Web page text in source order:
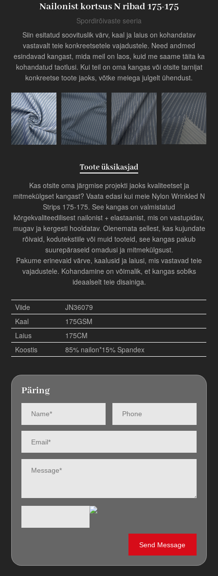
Nailonist kortsus N ribad 175-175
Spordirõivaste seeria
Siin esitatud soovituslik värv, kaal ja laius on kohandatav
vastavalt teie konkreetsetele vajadustele. Need andmed
esindavad kangast, mida meil on laos, kuid me saame täita ka
kohandatud taotlusi. Kui teil on oma kangas või otsite tarnijat
konkreetse toote jaoks, võtke meiega julgelt ühendust.
Toote üksikasjad
Kas otsite oma järgmise projekti jaoks kvaliteetset ja
mitmekülgset kangast? Vaata edasi kui meie Nylon Wrinkled N
Strips 175-175. See kangas on valmistatud
kõrgekvaliteedilisest nailonist + elastaanist, mis on vastupidav,
mugav ja kergesti hooldatav. Olenemata sellest, kas kujundate
rõivaid, kodutekstiile või muid tooteid, see kangas pakub
suurepäraseid omadusi ja mitmekülgsust.
Pakume erinevaid värve, kaalusid ja laiusi, mis vastavad teie
vajadustele. Kohandamine on võimalik, et kangas sobiks
ideaalselt teie disainiga.
Viide
JN36079
Kaal
175GSM
Laius
175CM
Koostis
85% nailon*15% Spandex
Päring